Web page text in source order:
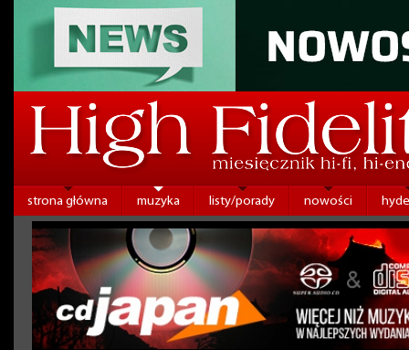
strona główna muzyka listy/porady nowości